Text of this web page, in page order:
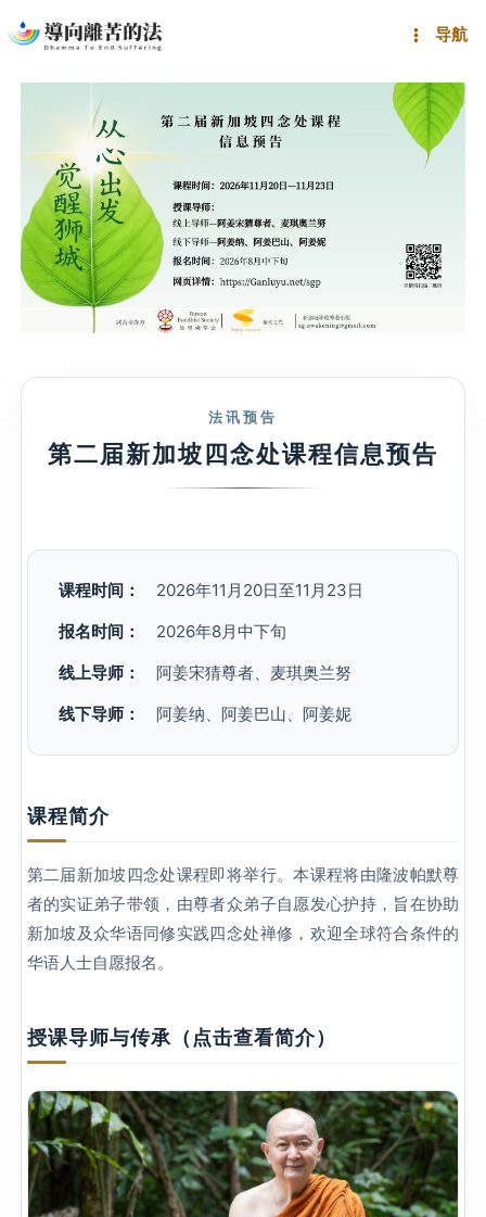
至
导航
法讯预告
第二届新加坡四念处课程信息预告
课程时间：
2026年11月20日至11月23日
报名时间：
2026年8月中下旬
线上导师：
阿姜宋猜尊者、麦琪奥兰努
线下导师：
阿姜纳、阿姜巴山、阿姜妮
课程简介
第二届新加坡四念处课程即将举行。本课程将由隆波帕默尊
者的实证弟子带领，由尊者众弟子自愿发心护持，旨在协助
新加坡及众华语同修实践四念处禅修，欢迎全球符合条件的
华语人士自愿报名。
授课导师与传承（点击查看简介）